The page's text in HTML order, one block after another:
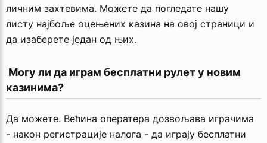
личним захтевима. Можете да погледате нашу
листу најбоље оцењених казина на овој страници и
да изаберете један од њих.
казинима?
Да можете. Већина оператера дозвољава играчима
- након регистрације налога - да играју бесплатни